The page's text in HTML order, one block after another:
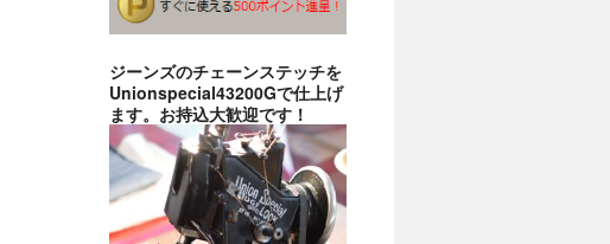
ジーンズのチェーンステッチを
Unionspecial43200Gで仕上げ
ます。お持込大歓迎です！